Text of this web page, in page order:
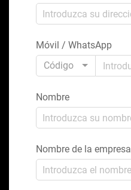
Móvil / WhatsApp
Código
Nombre
Nombre de la empresa